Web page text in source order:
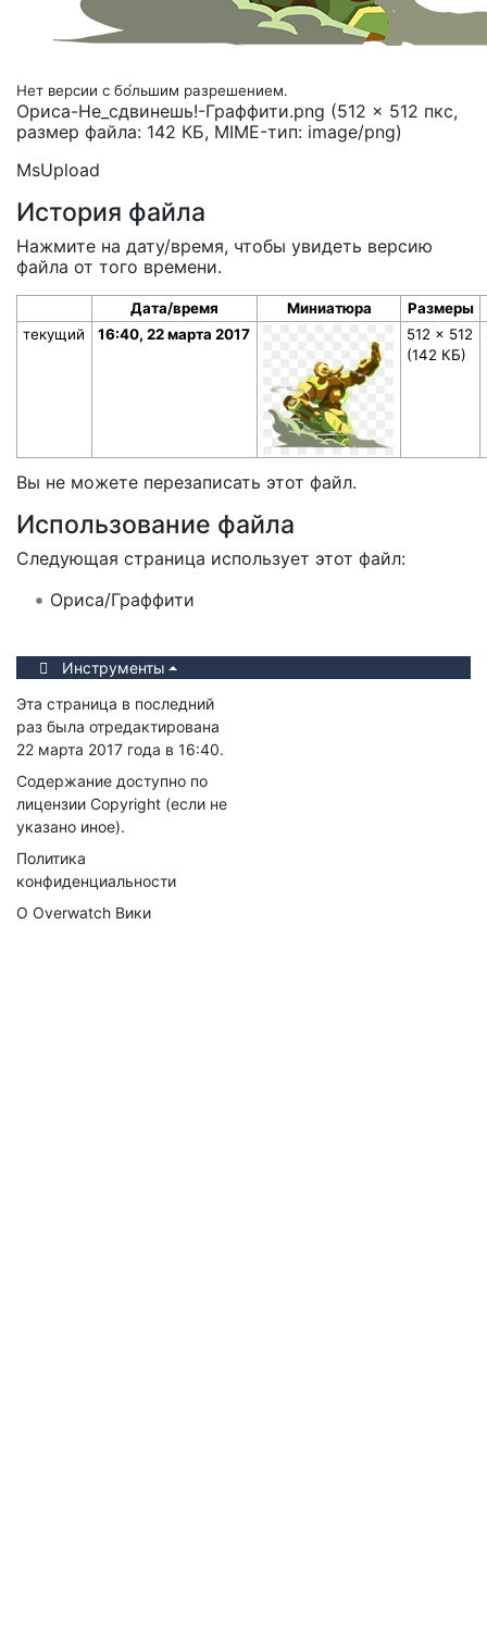
Нет версии с бо́льшим разрешением.
Ориса-Не_сдвинешь!-Граффити.png (512 × 512 пкс,
размер файла: 142 КБ, MIME-тип: image/png)
MsUpload
История файла
Нажмите на дату/время, чтобы увидеть версию
файла от того времени.
Дата/время Миниатюра
Размеры
текущий
16:40, 22 марта 2017
512 × 512
(142 КБ)
Вы не можете перезаписать этот файл.
Использование файла
Следующая страница использует этот файл:
Ориса/Граффити
Инструменты
Эта страница в последний
раз была отредактирована
22 марта 2017 года в 16:40.
Содержание доступно по
лицензии Copyright (если не
указано иное).
Политика
конфиденциальности
О Overwatch Вики